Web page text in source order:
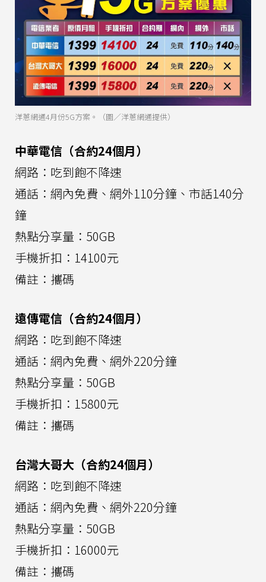
洋蔥網通4月份5G方案。（圖／洋蔥網通提供）
中華電信（合約24個月）
網路：吃到飽不降速
通話：網內免費、網外110分鐘、市話140分
鐘
熱點分享量：50GB
手機折扣：14100元
備註：攜碼
遠傳電信（合約24個月）
網路：吃到飽不降速
通話：網內免費、網外220分鐘
熱點分享量：50GB
手機折扣：15800元
備註：攜碼
台灣大哥大（合約24個月）
網路：吃到飽不降速
通話：網內免費、網外220分鐘
熱點分享量：50GB
手機折扣：16000元
備註：攜碼